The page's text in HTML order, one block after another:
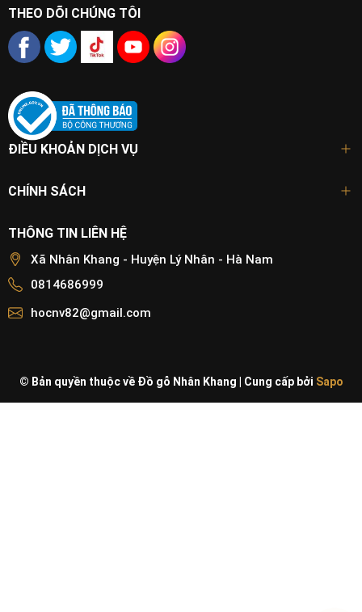
THEO DÕI CHÚNG TÔI
ĐIỀU KHOẢN DỊCH VỤ
CHÍNH SÁCH
THÔNG TIN LIÊN HỆ
Xã Nhân Khang - Huyện Lý Nhân - Hà Nam
0814686999
hocnv82@gmail.com
© Bản quyền thuộc về Đồ gỗ Nhân Khang Cung cấp bởi Sapo